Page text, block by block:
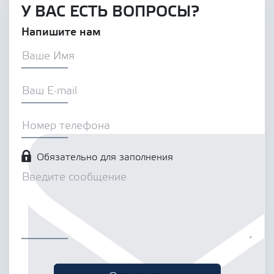
У ВАС ЕСТЬ ВОПРОСЫ?
Напишите нам
Обязательно для заполнения